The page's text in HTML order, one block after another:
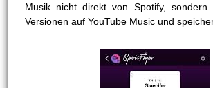
Musik nicht direkt von Spotify, sondern
Versionen auf YouTube Music und